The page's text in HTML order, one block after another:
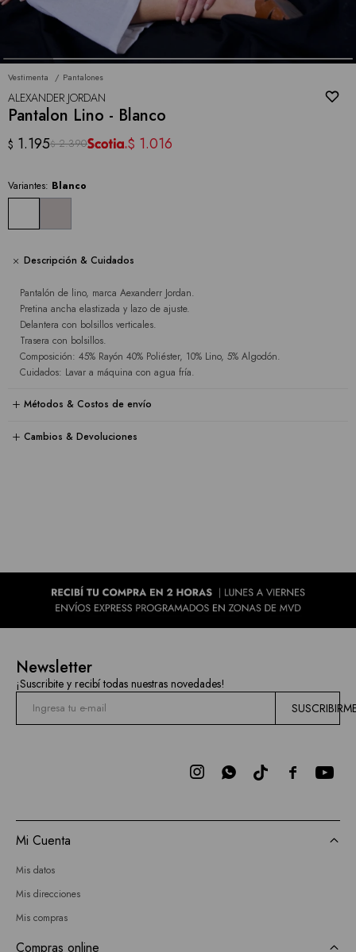
Vestimenta Pantalones
ALEXANDER JORDAN
Pantalon Lino - Blanco
$ 1.195$ 2.390 $ 1.016
Variantes: Blanco
Descripción & Cuidados
Pantalón de lino, marca Aexanderr Jordan.
Pretina ancha elastizada y lazo de ajuste.
Delantera con bolsillos verticales.
Trasera con bolsillos.
Composición: 45% Rayón 40% Poliéster, 10% Lino, 5% Algodón.
Cuidados: Lavar a máquina con agua fría.
Métodos & Costos de envío
Cambios & Devoluciones
Newsletter
¡Suscribite y recibí todas nuestras novedades!

 
Mi Cuenta
Mis datos
Mis direcciones
Mis compras
Compras online